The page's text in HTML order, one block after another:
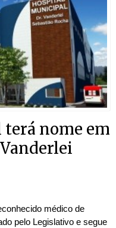
nome em
médico de
pelo Legislativo e segue